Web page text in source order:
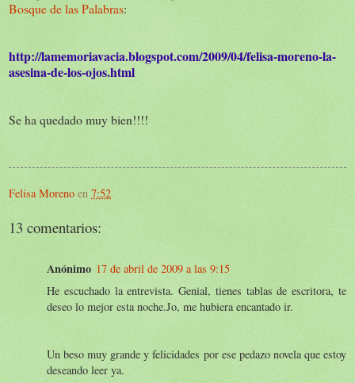
Bosque de las Palabras:
http://lamemoriavacia.blogspot.com/2009/04/felisa-moreno-la-
asesina-de-los-ojos.html
Se ha quedado muy bien!!!!
Felisa Moreno en 7:52
13 comentarios:
Anónimo 17 de abril de 2009 a las 9:15
He escuchado la entrevista. Genial, tienes tablas de escritora, te
deseo lo mejor esta noche.Jo, me hubiera encantado ir.
Un beso muy grande y felicidades por ese pedazo novela que estoy
deseando leer ya.